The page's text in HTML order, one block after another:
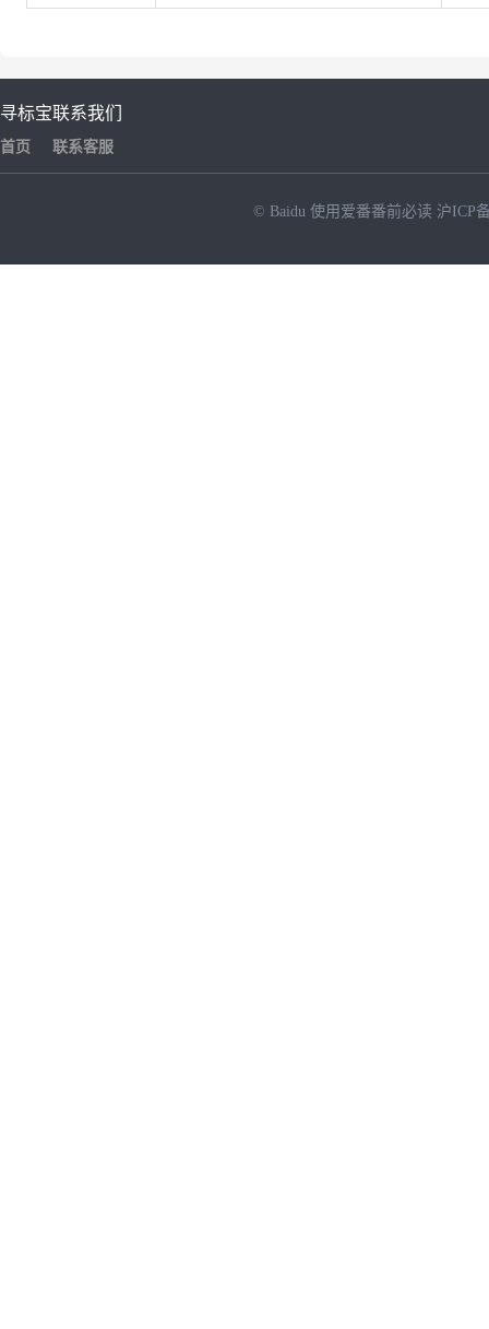
寻标宝
首页
联系我们
联系客服
© Baidu 使用爱番番前必读 沪ICP